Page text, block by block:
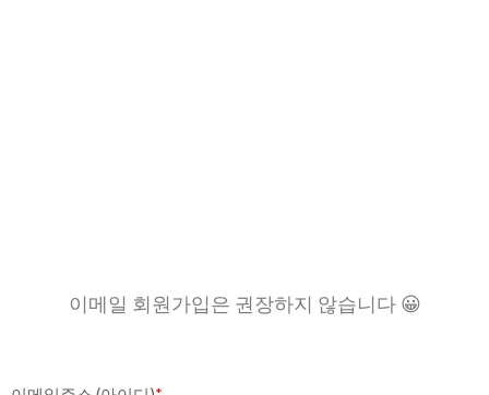
이메일 회원가입은 권장하지 않습니다 😀